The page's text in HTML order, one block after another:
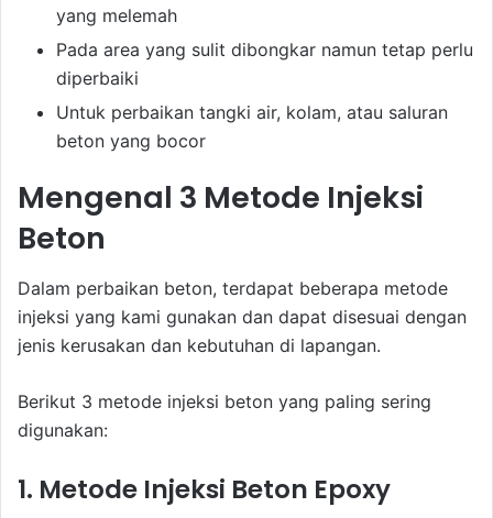
yang melemah
Pada area yang sulit dibongkar namun tetap perlu
diperbaiki
Untuk perbaikan tangki air, kolam, atau saluran
beton yang bocor
Mengenal 3 Metode Injeksi
Beton
Dalam perbaikan beton, terdapat beberapa metode
injeksi yang kami gunakan dan dapat disesuai dengan
jenis kerusakan dan kebutuhan di lapangan.
Berikut 3 metode injeksi beton yang paling sering
digunakan:
1. Metode Injeksi Beton Epoxy